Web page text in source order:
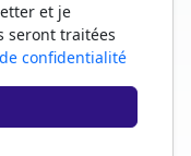
et je
seront traitées
confidentialité